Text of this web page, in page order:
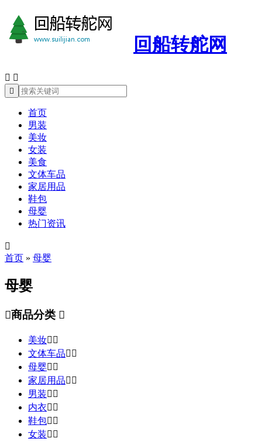
回船转舵网
 

首页
男装
美妆
女装
美食
文体车品
家居用品
鞋包
母婴
热门资讯

首页 » 母婴
母婴
商品分类 
美妆 
文体车品 
母婴 
家居用品 
男装 
内衣 
鞋包 
女装 